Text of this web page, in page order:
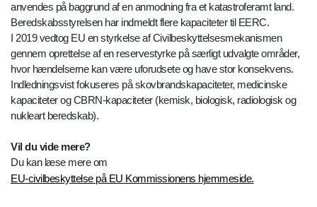
anvendes på baggrund af en anmodning fra et katastroferamt land.
Beredskabsstyrelsen har indmeldt flere kapaciteter til EERC.
I 2019 vedtog EU en styrkelse af Civilbeskyttelsesmekanismen
gennem oprettelse af en reservestyrke på særligt udvalgte områder,
hvor hændelserne kan være uforudsete og have stor konsekvens.
Indledningsvist fokuseres på skovbrandskapaciteter, medicinske
kapaciteter og CBRN-kapaciteter (kemisk, biologisk, radiologisk og
nukleart beredskab).
Vil du vide mere?
Du kan læse mere om
EU-civilbeskyttelse på EU Kommissionens hjemmeside.